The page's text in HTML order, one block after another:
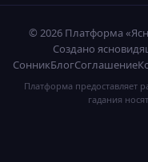
© 2026 Платформа
Создано
СонникБлогСоглашение
Платформа предоставляет
гадания